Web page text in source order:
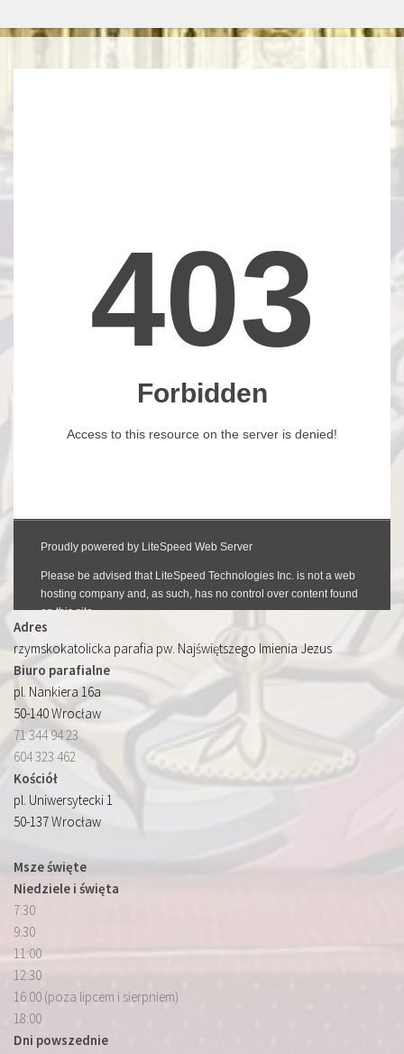
Adres
rzymskokatolicka parafia pw. Najświętszego Imienia Jezus
Biuro parafialne
pl. Nankiera 16a
50-140 Wrocław
71 344 94 23
604 323 462
Kościół
pl. Uniwersytecki 1
50-137 Wrocław
Msze święte
Niedziele i święta
7:30
9:30
11:00
12:30
16:00 (poza lipcem i sierpniem)
18:00
Dni powszednie